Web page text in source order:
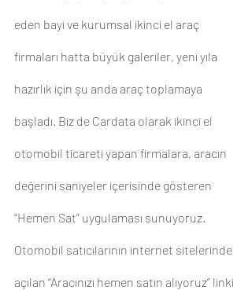
eden bayi ve kurumsal ikinci el araç
firmaları hatta büyük galeriler, yeni yıla
hazırlık için şu anda araç toplamaya
başladı. Biz de Cardata olarak ikinci el
otomobil ticareti yapan firmalara, aracın
değerini saniyeler içerisinde gösteren
“Hemen Sat” uygulaması sunuyoruz.
Otomobil satıcılarının internet sitelerinde
açılan “Aracınızı hemen satın alıyoruz” linki